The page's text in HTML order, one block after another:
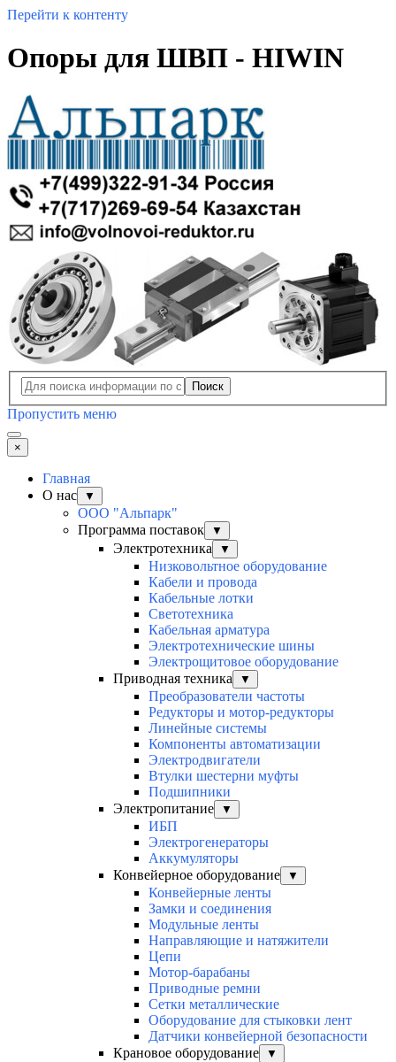
Перейти к контенту
Опоры для ШВП - HIWIN
Поиск
Пропустить меню
×
Главная
О нас
▼
ООО "Альпарк"
Программа поставок
▼
Электротехника ▼
Низковольтное оборудование
Кабели и провода
Кабельные лотки
Светотехника
Кабельная арматура
Электротехнические шины
Электрощитовое оборудование
Приводная техника
▼
Преобразователи частоты
Редукторы и мотор-редукторы
Линейные системы
Компоненты автоматизации
Электродвигатели
Втулки шестерни муфты
Подшипники
Электропитание
▼
ИБП
Электрогенераторы
Аккумуляторы
Конвейерное оборудование
▼
Конвейерные ленты
Замки и соединения
Модульные ленты
Направляющие и натяжители
Цепи
Мотор-барабаны
Приводные ремни
Сетки металлические
Оборудование для стыковки лент
Датчики конвейерной безопасности
Крановое оборудование
▼